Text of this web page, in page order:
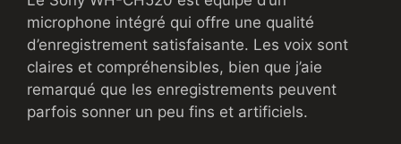
microphone intégré qui offre une qualité
d’enregistrement satisfaisante. Les voix sont
claires et compréhensibles, bien que j’aie
remarqué que les enregistrements peuvent
parfois sonner un peu fins et artificiels.